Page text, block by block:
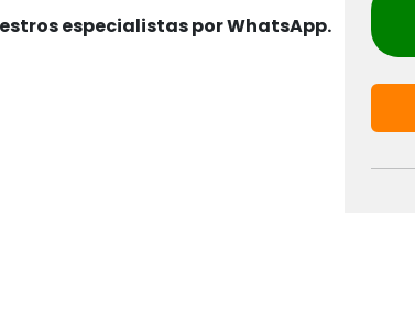
especialistas por WhatsApp.